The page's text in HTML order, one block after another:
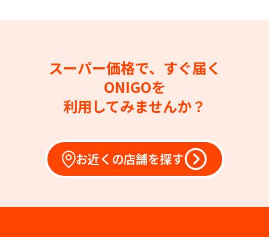
スーパー価格で、すぐ届く
ONIGOを
利用してみませんか？
お近くの店舗を探す